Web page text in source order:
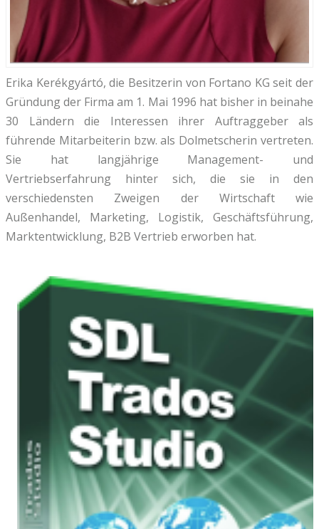
Erika Kerékgyártó, die Besitzerin von Fortano KG seit der
Gründung der Firma am 1. Mai 1996 hat bisher in beinahe
30 Ländern die Interessen ihrer Auftraggeber als
führende Mitarbeiterin bzw. als Dolmetscherin vertreten.
Sie hat langjährige Management- und
Vertriebserfahrung hinter sich, die sie in den
verschiedensten Zweigen der Wirtschaft wie
Außenhandel, Marketing, Logistik, Geschäftsführung,
Marktentwicklung, B2B Vertrieb erworben hat.